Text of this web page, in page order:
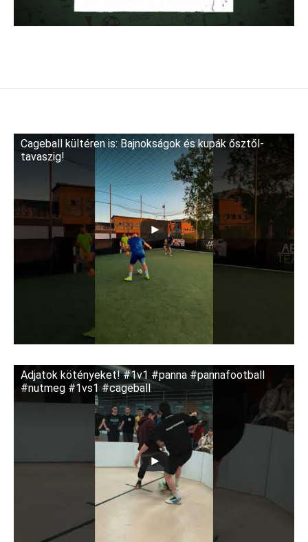
Cageball kültéren is: Bajnokságok és kupák ősztől-
tavaszig!
Adjatok kötényeket! #1v1 #panna #pannafootball
#nutmeg #1vs1 #cageball